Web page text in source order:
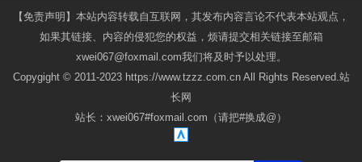
【免责声明】本站内容转载自互联网，其发布内容言论不代表本站观点，
如果其链接、内容的侵犯您的权益，烦请提交相关链接至邮箱
xwei067@foxmail.com我们将及时予以处理。
Copygight © 2011-2023 https://www.tzzz.com.cn All Rights Reserved.站
长网
站长：xwei067#foxmail.com（请把#换成@）